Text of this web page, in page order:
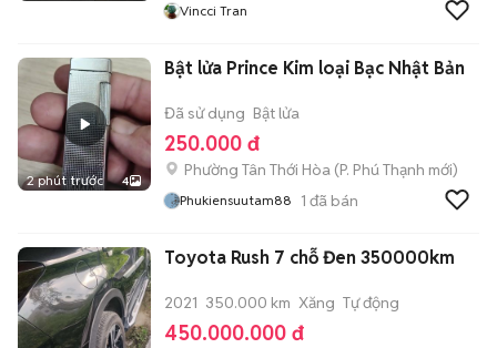
Vincci Tran
2 phút trước 4
Bật lửa Prince Kim loại Bạc Nhật Bản
Đã sử dụng Bật lửa
250.000 đ
Phường Tân Thới Hòa (P. Phú Thạnh mới)
Phukiensuutam88 1 đã bán
Toyota Rush 7 chỗ Đen 350000km
2021 350.000 km Xăng Tự động
450.000.000 đ